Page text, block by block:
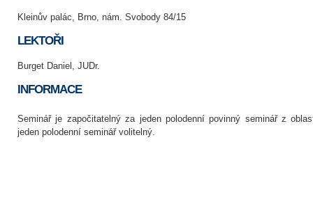
Kleinův palác, Brno, nám. Svobody 84/15
LEKTOŘI
Burget Daniel, JUDr.
INFORMACE
Seminář je započitatelný za jeden polodenní povinný seminář z
jeden polodenní seminář volitelný.